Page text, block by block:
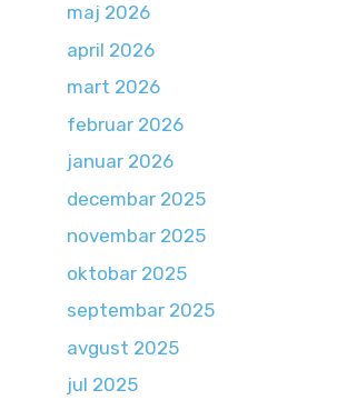
maj 2026
april 2026
mart 2026
februar 2026
januar 2026
decembar 2025
novembar 2025
oktobar 2025
septembar 2025
avgust 2025
jul 2025